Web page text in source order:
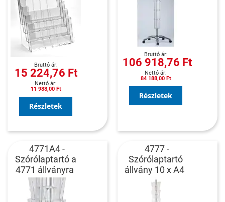
15 224,76 Ft
11 988,00 Ft
Részletek
106 918,76 Ft
84 188,00 Ft
Részletek
4771A4 -
Szórólaptartó a
4771 állványra
4777 -
Szórólaptartó
állvány 10 x A4